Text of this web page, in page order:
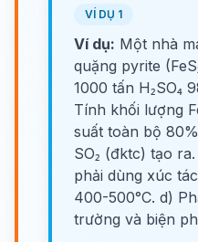
VÍ DỤ 1
Ví dụ: Một nhà
quặng pyrite
1000 tấn H₂SO₄
Tính khối lượng
suất toàn bộ
SO₂ (đktc) tạo
phải dùng xúc
400-500°C. d)
trường và biện